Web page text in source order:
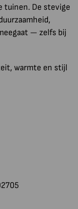
tuinen. De stevige
— zelfs bij
warmte en stijl